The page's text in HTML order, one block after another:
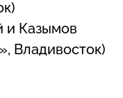
и Казымов
Владивосток)